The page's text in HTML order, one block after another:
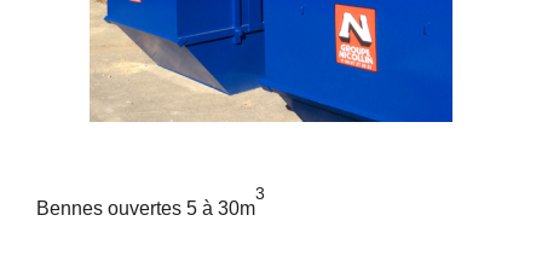
Bennes ouvertes 5 à 30m
3